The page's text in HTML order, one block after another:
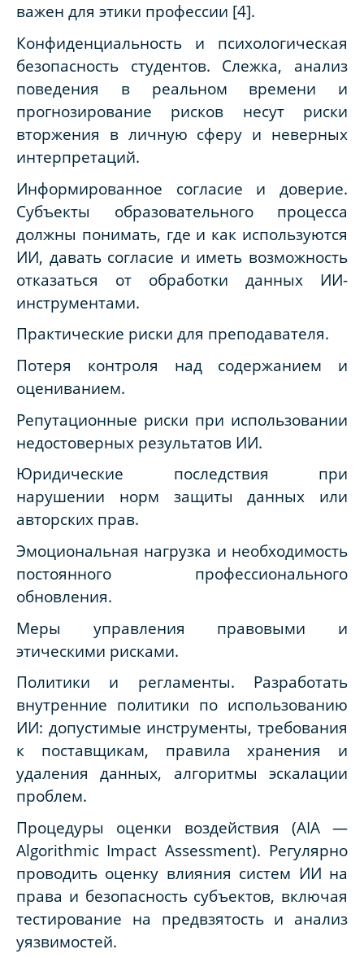
важен для этики профессии [4].
Конфиденциальность и психологическая
безопасность студентов. Слежка, анализ
поведения в реальном времени и
прогнозирование рисков несут риски
вторжения в личную сферу и неверных
интерпретаций.
Информированное согласие и доверие.
Субъекты образовательного процесса
должны понимать, где и как используются
ИИ, давать согласие и иметь возможность
отказаться от обработки данных ИИ-
инструментами.
Практические риски для преподавателя.
Потеря контроля над содержанием и
оцениванием.
Репутационные риски при использовании
недостоверных результатов ИИ.
Юридические последствия при
нарушении норм защиты данных или
авторских прав.
Эмоциональная нагрузка и необходимость
постоянного профессионального
обновления.
Меры управления правовыми и
этическими рисками.
Политики и регламенты. Разработать
внутренние политики по использованию
ИИ: допустимые инструменты, требования
к поставщикам, правила хранения и
удаления данных, алгоритмы эскалации
проблем.
Процедуры оценки воздействия (AIA—
Algorithmic Impact Assessment). Регулярно
проводить оценку влияния систем ИИ на
права и безопасность субъектов, включая
тестирование на предвзятость и анализ
уязвимостей.